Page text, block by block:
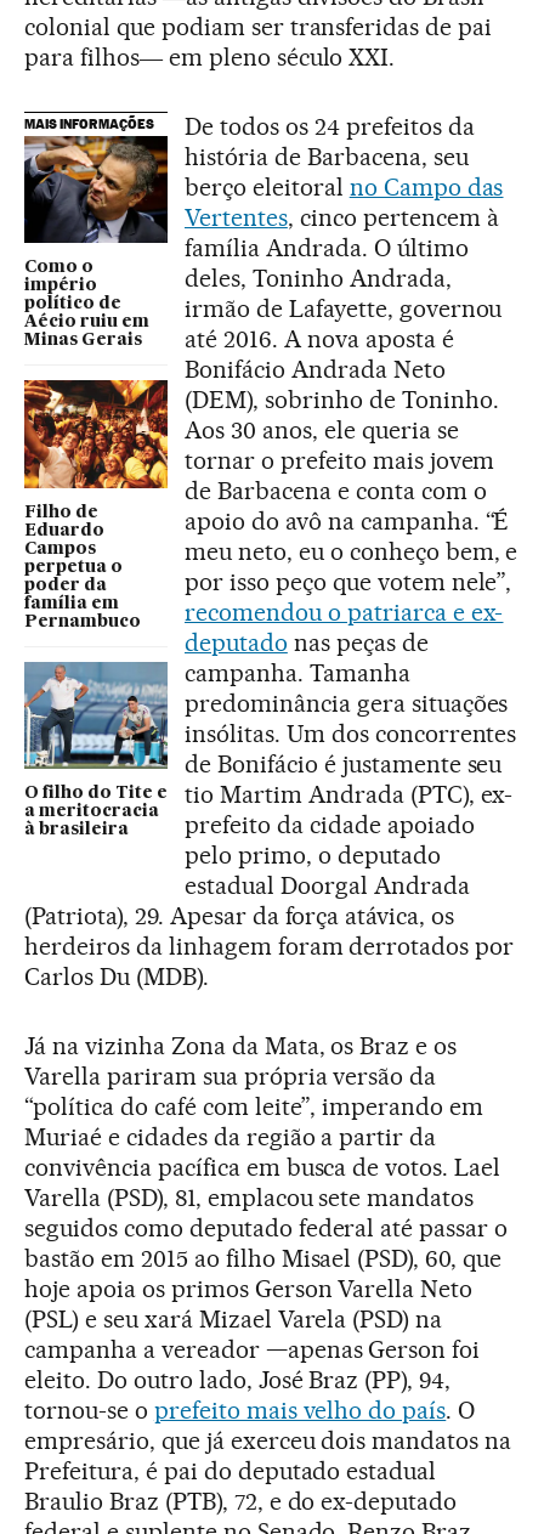
colonial que podiam ser transferidas de pai
para filhos― em pleno século XXI.
MAIS INFORMAÇÕES
Como o
império
político de
Aécio ruiu em
Minas Gerais
Filho de
Eduardo
Campos
perpetua o
poder da
família em
Pernambuco
O filho do Tite e
a meritocracia
à brasileira
De todos os 24 prefeitos da
história de Barbacena, seu
berço eleitoral no Campo das
Vertentes, cinco pertencem à
família Andrada. O último
deles, Toninho Andrada,
irmão de Lafayette, governou
até 2016. A nova aposta é
Bonifácio Andrada Neto
(DEM), sobrinho de Toninho.
Aos 30 anos, ele queria se
tornar o prefeito mais jovem
de Barbacena e conta com o
apoio do avô na campanha. “É
meu neto, eu o conheço bem, e
por isso peço que votem nele”,
recomendou o patriarca e ex-
deputado nas peças de
campanha. Tamanha
predominância gera situações
insólitas. Um dos concorrentes
de Bonifácio é justamente seu
tio Martim Andrada (PTC), ex-
prefeito da cidade apoiado
pelo primo, o deputado
estadual Doorgal Andrada
(Patriota), 29. Apesar da força atávica, os
herdeiros da linhagem foram derrotados por
Carlos Du (MDB).
Já na vizinha Zona da Mata, os Braz e os
Varella pariram sua própria versão da
“política do café com leite”, imperando em
Muriaé e cidades da região a partir da
convivência pacífica em busca de votos. Lael
Varella (PSD), 81, emplacou sete mandatos
seguidos como deputado federal até passar o
bastão em 2015 ao filho Misael (PSD), 60, que
hoje apoia os primos Gerson Varella Neto
(PSL) e seu xará Mizael Varela (PSD) na
campanha a vereador —apenas Gerson foi
eleito. Do outro lado, José Braz (PP), 94,
tornou-se o prefeito mais velho do país. O
empresário, que já exerceu dois mandatos na
Prefeitura, é pai do deputado estadual
Braulio Braz (PTB), 72, e do ex-deputado